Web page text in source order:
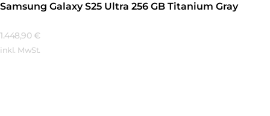
Samsung Galaxy S25 Ultra 256 GB Titanium Gray
1.448,90 €
inkl. MwSt.